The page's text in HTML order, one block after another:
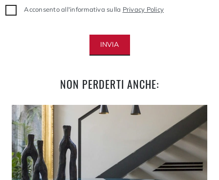
Acconsento all'informativa sulla Privacy Policy
INVIA
NON PERDERTI ANCHE: